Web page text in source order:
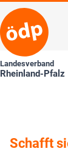
Landesverband
Rheinland-Pfalz
Schafft